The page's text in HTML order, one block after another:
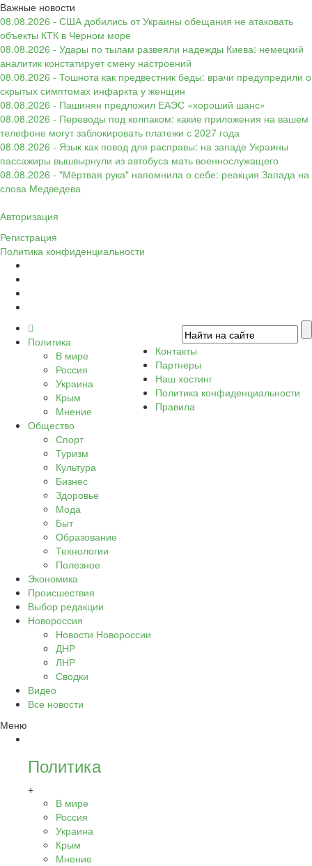
Важные новости
08.08.2026 - США добились от Украины обещания не атаковать
объекты КТК в Чёрном море
08.08.2026 - Удары по тылам развеяли надежды Киева: немецкий
аналитик констатирует смену настроений
08.08.2026 - Тошнота как предвестник беды: врачи предупредили о
скрытых симптомах инфаркта у женщин
08.08.2026 - Пашинян предложил ЕАЭС «хороший шанс»
08.08.2026 - Переводы под колпаком: какие приложения на вашем
телефоне могут заблокировать платежи с 2027 года
08.08.2026 - Язык как повод для расправы: на западе Украины
пассажиры вышвырнули из автобуса мать военнослужащего
08.08.2026 - "Мёртвая рука" напомнила о себе: реакция Запада на
слова Медведева
Авторизация
Регистрация
Политика конфиденциальности
Политика
В мире
Россия
Украина
Крым
Мнение
Общество
Спорт
Туризм
Культура
Бизнес
Здоровье
Мода
Быт
Образование
Технологии
Полезное
Экономика
Происшествия
Выбор редакции
Новороссия
Новости Новороссии
ДНР
ЛНР
Сводки
Видео
Все новости
Меню
Политика
+
В мире
Россия
Украина
Крым
Мнение
Контакты
Партнеры
Наш хостинг
Политика конфиденциальности
Правила